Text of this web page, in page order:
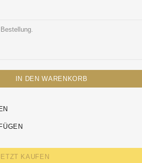
IN DEN WARENKORB
KAUFEN